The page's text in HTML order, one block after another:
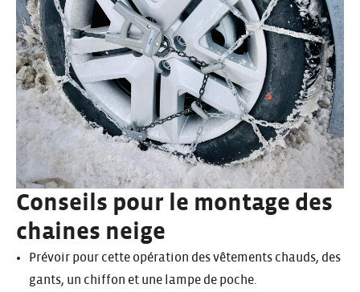
Conseils pour le montage des
chaines neige
Prévoir pour cette opération des vêtements chauds, des
gants, un chiffon et une lampe de poche.